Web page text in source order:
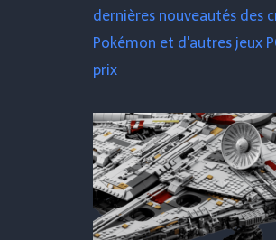
dernières nouveautés des
Pokémon et d'autres jeux
prix